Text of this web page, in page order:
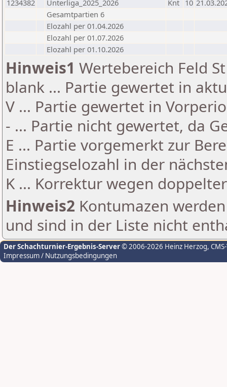
1234382
Unterliga_2025_2026 Knt 10
Gesamtpartien 6
Elozahl per 01.04.2026
Elozahl per 01.07.2026
Elozahl per 01.10.2026
Hinweis1 Wertebereich Feld
blank ... Partie gewertet in
V ... Partie gewertet in
- ... Partie nicht gewertet, da
E ... Partie vorgemerkt zur
Einstiegselozahl in der
K ... Korrektur wegen
Hinweis2 Kontumazen
und sind in der Liste nicht
Der Schachturnier-Ergebnis-Server© 2006-2026 Heinz Herzog,
Impressum / Nutzungsbedingungen